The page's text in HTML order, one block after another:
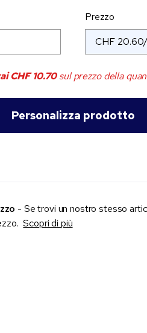
Prezzo
CHF 10.70sul prezzo della
- Se trovi un nostro stesso
Scopri di più